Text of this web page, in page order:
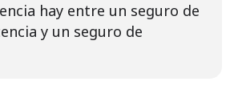
hay entre un seguro de
y un seguro de